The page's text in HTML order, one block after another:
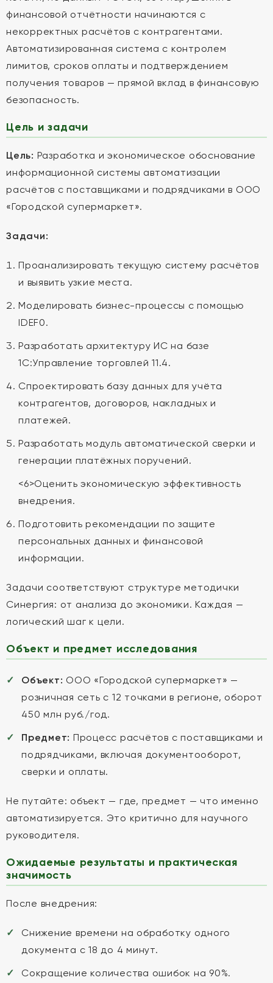
финансовой отчётности начинаются с
некорректных расчётов с контрагентами.
Автоматизированная система с контролем
лимитов, сроков оплаты и подтверждением
получения товаров — прямой вклад в финансовую
безопасность.
Цель и задачи
Цель: Разработка и экономическое обоснование
информационной системы автоматизации
расчётов с поставщиками и подрядчиками в ООО
«Городской супермаркет».
Задачи:
Проанализировать текущую систему расчётов
и выявить узкие места.
Моделировать бизнес-процессы с помощью
IDEF0.
Разработать архитектуру ИС на базе
1С:Управление торговлей 11.4.
Спроектировать базу данных для учёта
контрагентов, договоров, накладных и
платежей.
Разработать модуль автоматической сверки и
генерации платёжных поручений.
<6>Оценить экономическую эффективность
внедрения.
Подготовить рекомендации по защите
персональных данных и финансовой
информации.
Задачи соответствуют структуре методички
Синергия: от анализа до экономики. Каждая —
логический шаг к цели.
Объект и предмет исследования
Объект: ООО «Городской супермаркет» —
розничная сеть с 12 точками в регионе, оборот
450 млн руб./год.
Предмет: Процесс расчётов с поставщиками и
подрядчиками, включая документооборот,
сверки и оплаты.
Не путайте: объект — где, предмет — что именно
автоматизируется. Это критично для научного
руководителя.
Ожидаемые результаты и практическая
значимость
После внедрения:
Снижение времени на обработку одного
документа с 18 до 4 минут.
Сокращение количества ошибок на 90%.